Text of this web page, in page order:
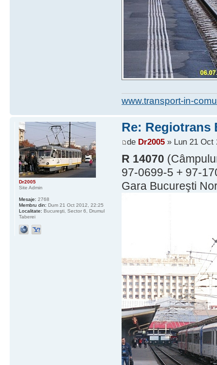
www.transport-in-
Re: Regiotrans
de Dr2005» Lun 21 Oct
R 14070
97-0699-5 + 97-
Gara Bucureşti
Dr2005
Site Admin
Mesaje: 2768
Membru din: Dum 21 Oct 2012, 22:25
Localitate: Bucureşti, Sector 6, Drumul
Taberei